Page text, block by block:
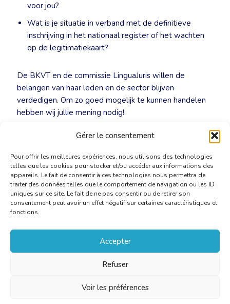
Gérer le consentement
Pour offrir les meilleures expériences, nous utilisons des technologies
telles que les cookies pour stocker et/ou accéder aux informations des
appareils. Le fait de consentir à ces technologies nous permettra de
traiter des données telles que le comportement de navigation ou les ID
uniques sur ce site. Le fait de ne pas consentir ou de retirer son
consentement peut avoir un effet négatif sur certaines caractéristiques et
fonctions.
Accepter
Refuser
Voir les préférences
voor jou?
Wat is je situatie in verband met de definitieve
inschrijving in het nationaal register of het wachten
op de legitimatiekaart?
De BKVT en de commissie LinguaJuris willen de
belangen van haar leden en de sector blijven
verdedigen. Om zo goed mogelijk te kunnen handelen
hebben wij jullie mening nodig!
👉 Stuur je antwoorden vialinguajuris@cbti-bkvt.org